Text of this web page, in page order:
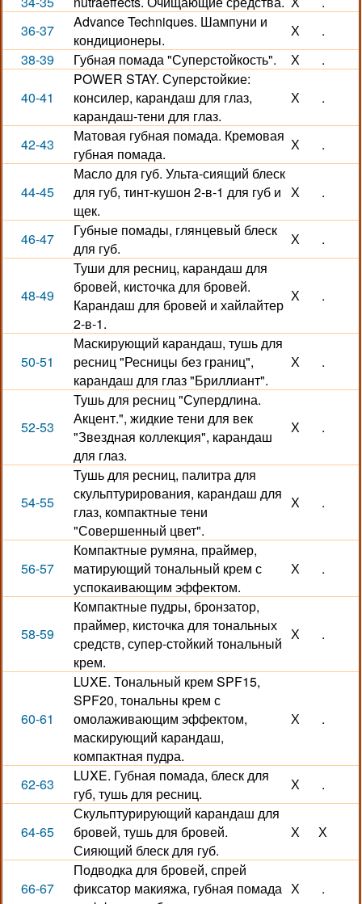
36-37
Advance Techniques. Шампуни и
кондиционеры.
Х
.
38-39
Губная помада "Суперстойкость". Х .
40-41
POWER STAY. Суперстойкие:
консилер, карандаш для глаз,
карандаш-тени для глаз.
Х .
42-43
Матовая губная помада. Кремовая
губная помада.
Х .
44-45
Масло для губ. Ульта-сиящий блеск
для губ, тинт-кушон 2-в-1 для губ и
щек.
Х .
46-47
Губные помады, глянцевый блеск
для губ.
Х .
48-49
Туши для ресниц, карандаш для
бровей, кисточка для бровей.
Карандаш для бровей и хайлайтер
2-в-1.
Х .
50-51
Маскирующий карандаш, тушь для
ресниц "Ресницы без границ",
карандаш для глаз "Бриллиант".
Х .
52-53
Тушь для ресниц "Супердлина.
Акцент.", жидкие тени для век
"Звездная коллекция", карандаш
для глаз.
Х .
54-55
Тушь для ресниц, палитра для
скульптурирования, карандаш для
глаз, компактные тени
"Совершенный цвет".
Х .
56-57
Компактные румяна, праймер,
матирующий тональный крем с
успокаивающим эффектом.
Х .
58-59
Компактные пудры, бронзатор,
праймер, кисточка для тональных
средств, супер-стойкий тональный
крем.
Х .
60-61
LUXE. Тональный крем SPF15,
SPF20, тональны крем с
омолаживающим эффектом,
маскирующий карандаш,
компактная пудра.
Х .
62-63
LUXE. Губная помада, блеск для
губ, тушь для ресниц.
Х .
64-65
Скульптурирующий карандаш для
бровей, тушь для бровей.
Сияющий блеск для губ.
Х Х
66-67
Подводка для бровей, спрей
фиксатор макияжа, губная помада Х .